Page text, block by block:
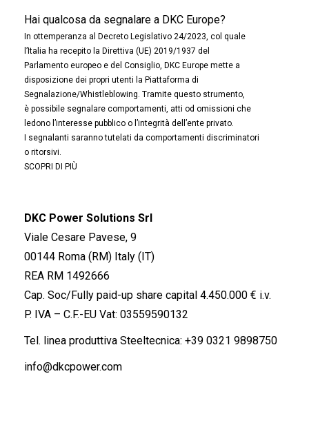
Hai qualcosa da segnalare a DKC Europe?
In ottemperanza al Decreto Legislativo 24/2023, col quale
l’Italia ha recepito la Direttiva (UE) 2019/1937 del
Parlamento europeo e del Consiglio, DKC Europe mette a
disposizione dei propri utenti la Piattaforma di
Segnalazione/Whistleblowing. Tramite questo strumento,
è possibile segnalare comportamenti, atti od omissioni che
ledono l’interesse pubblico o l’integrità dell’ente privato.
I segnalanti saranno tutelati da comportamenti discriminatori
o ritorsivi.
SCOPRI DI PIÙ
DKC Power Solutions Srl
Viale Cesare Pavese, 9
00144 Roma (RM) Italy (IT)
REA RM 1492666
Cap. Soc/Fully paid-up share capital 4.450.000 € i.v.
P. IVA – C.F.-EU Vat: 03559590132
Tel. linea produttiva Steeltecnica: +39 0321 9898750
info@dkcpower.com